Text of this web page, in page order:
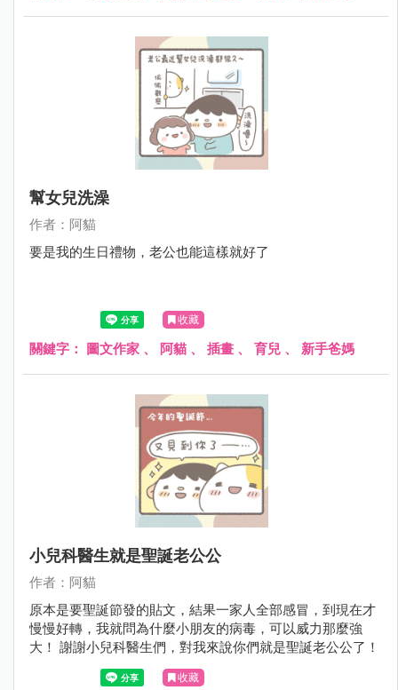
幫女兒洗澡
作者：阿貓
要是我的生日禮物，老公也能這樣就好了
收藏
關鍵字： 圖文作家 、 阿貓 、 插畫 、 育兒 、 新手爸媽
小兒科醫生就是聖誕老公公
作者：阿貓
原本是要聖誕節發的貼文，結果一家人全部感冒，到現在才
慢慢好轉，我就問為什麼小朋友的病毒，可以威力那麼強
大！ 謝謝小兒科醫生們，對我來說你們就是聖誕老公公了！
收藏